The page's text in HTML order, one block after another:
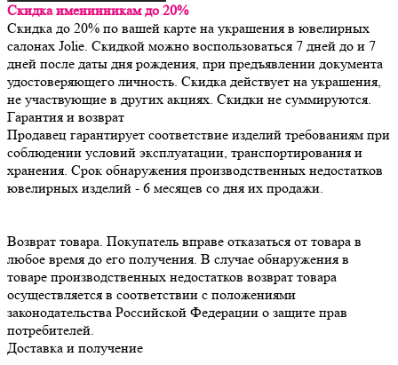
Скидка именинникам до 20%
Скидка до 20% по вашей карте на украшения в ювелирных
салонах Jolie. Скидкой можно воспользоваться 7 дней до и 7
дней после даты дня рождения, при предъявлении документа
удостоверяющего личность. Скидка действует на украшения,
не участвующие в других акциях. Скидки не суммируются.
Гарантия и возврат
Продавец гарантирует соответствие изделий требованиям при
соблюдении условий эксплуатации, транспортирования и
хранения. Срок обнаружения производственных недостатков
Возврат товара. Покупатель вправе отказаться от товара в
любое время до его получения. В случае обнаружения в
товаре производственных недостатков возврат товара
осуществляется в соответствии с положениями
законодательства Российской Федерации о защите прав
потребителей.
Доставка и получение